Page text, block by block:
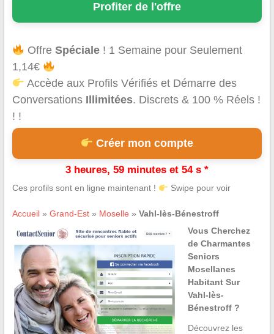
Profiter de l'offre
OffreSpéciale ! 1 Semaine pour Seulement
1,14€
Accède aux Profils Vérifiés et Démarre des
Conversations Illimitées. Discrets & 100 % Réels !
! !
Créer mon compte
3 heures, 59 minutes et 54 s *
Ces profils sont en ligne maintenant ! Swipe pour voir
Accueil» Grand-Est» Moselle » Vahl-lès-Bénestroff
Vous Cherchez
de Charmantes
Seniors
Mosellanes
Habitant Sur
Vahl-lès-
Bénestroff ?
Découvrez les